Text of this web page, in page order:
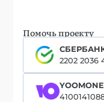
Помочь проекту
2202 2036